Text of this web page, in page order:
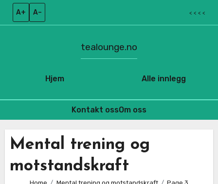
A+ A– < < < <
Hjem
tealounge.no
Alle innlegg
Kontakt ossOm oss
Mental trening og
motstandskraft
Home Mental trening og motstandskraft Page 3